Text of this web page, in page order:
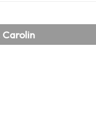
Carolin